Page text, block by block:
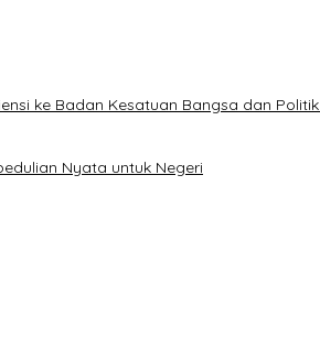
ke Badan Kesatuan Bangsa dan
Nyata untuk Negeri